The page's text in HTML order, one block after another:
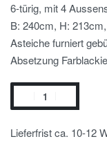
6-türig, mit 4
B: 240cm, H:
Asteiche furniert
Absetzung
Lieferfrist ca. 10-12